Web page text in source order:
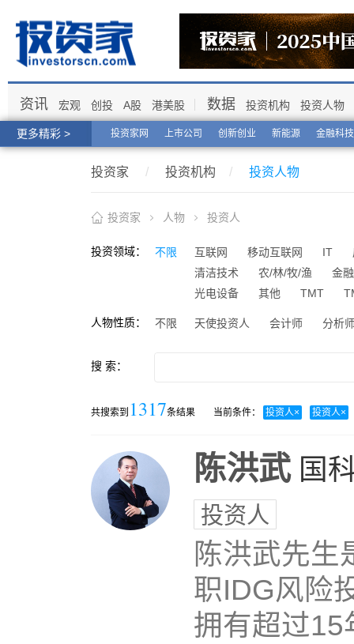
更多精彩 > 投资家网 上市公司 创新创业 新能源 金融科技
资讯 宏观 创投 A股 港美股 数据 投资机构 投资人物
投资家 / 投资机构 / 投资人物
投资家 人物 投资人
投资领域： 不限 互联网 移动互联网 IT
清洁技术
农/林/牧/渔
金融
光电设备
其他 TMT
人物性质： 不限 天使投资人 会计师 分析
搜 索：
共搜索到 1317条结果 当前条件： 投资人× 投资人×
陈洪武 国
投资人
陈洪武先生
职IDG风险
拥有超过15